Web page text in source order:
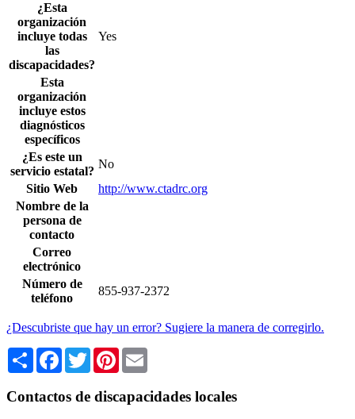
¿Esta
organización
incluye todas
las
discapacidades?
Yes
Esta
organización
incluye estos
diagnósticos
específicos
¿Es este un
servicio estatal?
No
Sitio Web
http://www.ctadrc.org
Nombre de la
persona de
contacto
Correo
electrónico
Número de
teléfono
855-937-2372
¿Descubriste que hay un error? Sugiere la manera de corregirlo.
Share Facebook
TwitterPinterest
Contactos de discapacidades locales